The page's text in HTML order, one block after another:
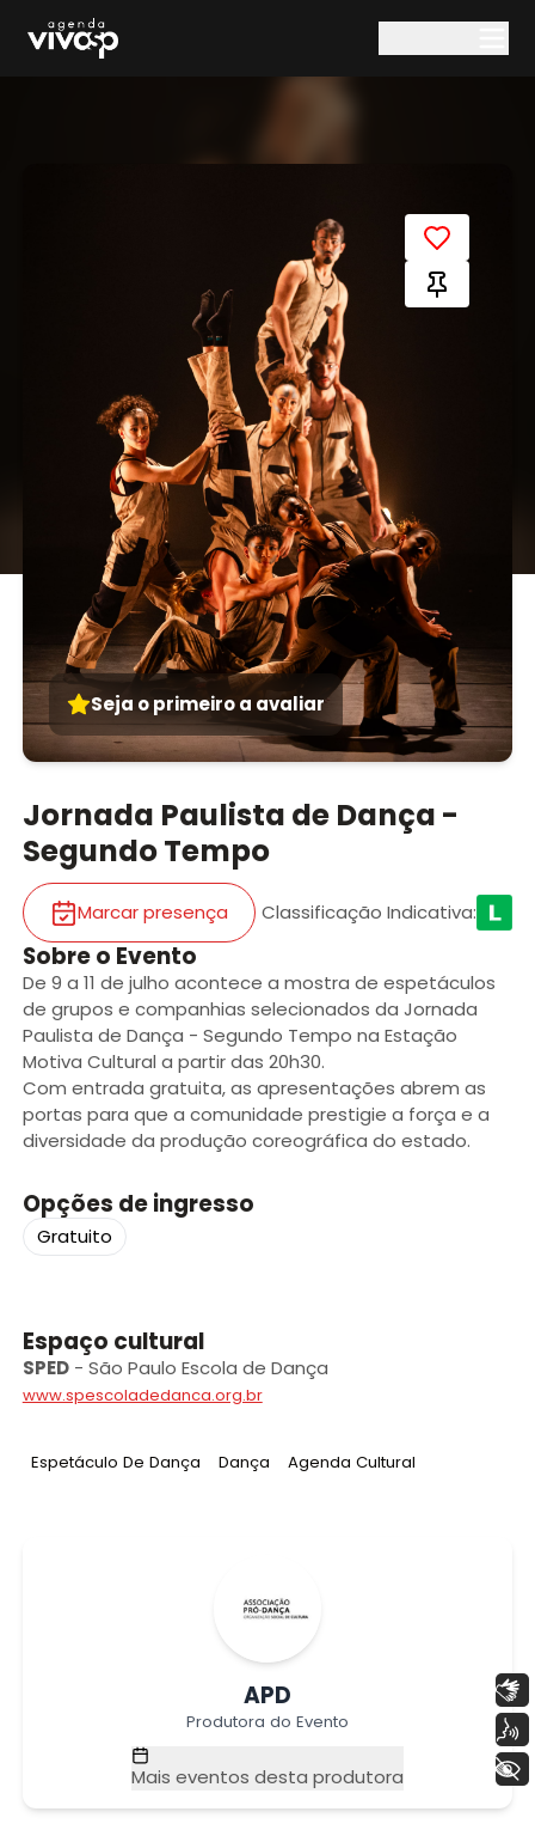
Seja o primeiro a avaliar
Jornada Paulista de Dança -
Segundo Tempo
Marcar presença Classificação Indicativa:
Sobre o Evento
De 9 a 11 de julho acontece a mostra de espetáculos
de grupos e companhias selecionados da Jornada
Paulista de Dança - Segundo Tempo na Estação
Motiva Cultural a partir das 20h30.
Com entrada gratuita, as apresentações abrem as
portas para que a comunidade prestigie a força e a
diversidade da produção coreográfica do estado.
Opções de ingresso
Gratuito
Espaço cultural
SPED- São Paulo Escola de Dança
www.spescoladedanca.org.br
Tag:
Espetáculo De Dança Tag:
Dança Tag:
Agenda Cultural
APD
Produtora do Evento
Mais eventos desta produtora
+ Acessibilidade